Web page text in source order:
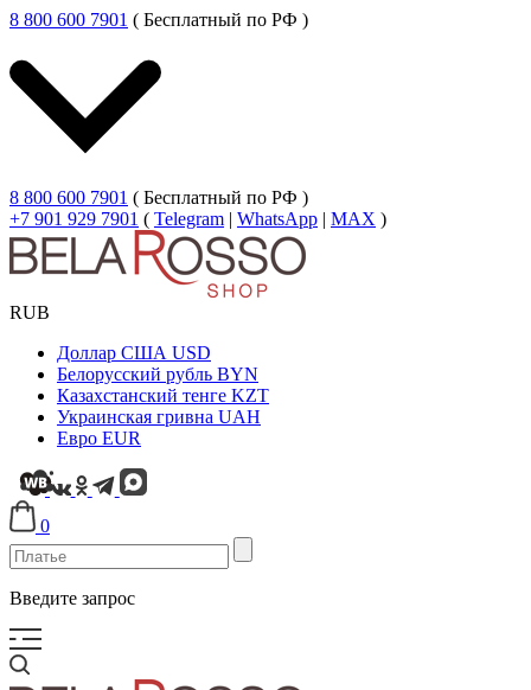
8 800 600 7901 ( Бесплатный по РФ )
8 800 600 7901 ( Бесплатный по РФ )
+7 901 929 7901 ( Telegram | WhatsApp | MAX )
RUB
Доллар США USD
Белорусский рубль BYN
Казахстанский тенге KZT
Украинская гривна UAH
Евро EUR
0
Введите запрос